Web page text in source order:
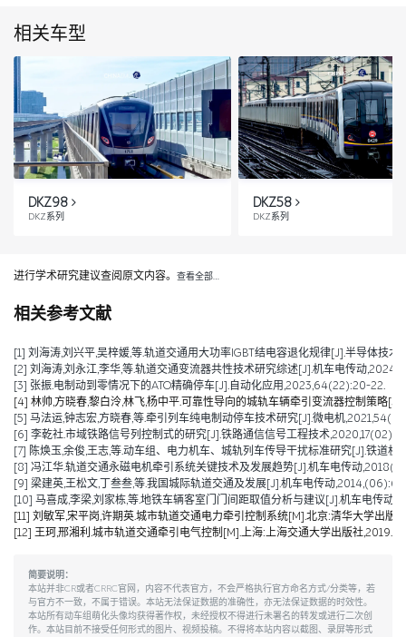
相关车型
DKZ98
DKZ系列
DKZ58
DKZ系列
进行学术研究建议查阅原文内容。 查看全部…
相关参考文献
[1] 刘海涛,刘兴平,吴梓媛,等.轨道交通用大功率IGBT结电容退化规律[J].半导体技
[2] 刘海涛,刘永江,李华,等.轨道交通变流器共性技术研究综述[J].机车电传动
[3] 张振.电制动到零情况下的ATO精确停车[J].自动化应用,2023,64(22):20-22.
[4] 林帅,方晓春,黎白泠,林飞,杨中平.可靠性导向的城轨车辆牵引变流器控制策略
[5] 马法运,钟志宏,方晓春,等.牵引列车纯电制动停车技术研究[J].微电机
[6] 李乾社.市域铁路信号列控制式的研究[J].铁路通信信号工程技术
[7] 陈焕玉,余俊,王志,等.动车组、电力机车、城轨列车传导干扰标准研究[J].铁道
[8] 冯江华.轨道交通永磁电机牵引系统关键技术及发展趋势[J].机车电传动
[9] 梁建英,王松文,丁叁叁,等.我国城际轨道交通及发展[J].机车电传动,2014,(06):6-
[10] 马喜成,李梁,刘家栋,等.地铁车辆客室门门间距取值分析与建议[J].机车电传动
[11] 刘敏军,宋平岗,许期英.城市轨道交通电力牵引控制系统[M].北京:清华大学出版
[12] 王珂,邢湘利.城市轨道交通牵引电气控制[M].上海:上海交通大学出版社,2019.
简要说明：
本站并非CR或者CRRC官网，内容不代表官方，不会严格执行官方命名方式/分类等，若
与官方不一致，不属于错误。本站无法保证数据的准确性，亦无法保证数据的时效性。
本站所有动车组萌化头像均获得著作权，未经授权不得进行未署名的转发或进行二次创
作。本站目前不接受任何形式的图片、视频投稿。不得将本站内容以截图、录屏等形式